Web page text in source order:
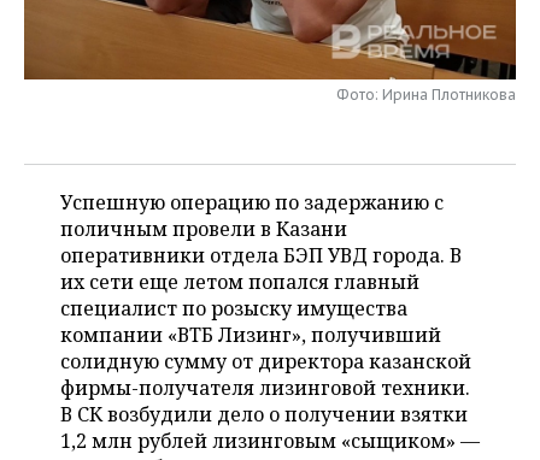
ВЫЕЗДНАЯ РЕДАКЦИЯ
НОВОСТИ СПОРТА
ВОЛЕЙБОЛ
КИБЕРСПОРТ
ФИГУРНОЕ КАТАНИЕ
ВОДНЫЕ ВИДЫ СПОРТА
ОБЩЕСТВО
ИСТОРИЯ
КУЛЬТУРА
МЕДИЦИНА
ОБРАЗОВАНИЕ
СПИСОК ПЕРСОН
СПИСОК КОМПАНИЙ
ПОЛНАЯ ВЕРСИЯ
Фото: Ирина Плотникова
Успешную операцию по задержанию с
поличным провели в Казани
оперативники отдела БЭП УВД города. В
их сети еще летом попался главный
специалист по розыску имущества
компании «ВТБ Лизинг», получивший
солидную сумму от директора казанской
фирмы-получателя лизинговой техники.
В СК возбудили дело о получении взятки
1,2 млн рублей лизинговым «сыщиком» —